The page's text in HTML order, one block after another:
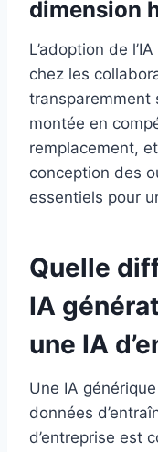
dimension
L’adoption de
chez les
transparemment
montée en
remplacement,
conception des
essentiels pour
Quelle
IA
une IA
Une IA
données
d’entreprise est